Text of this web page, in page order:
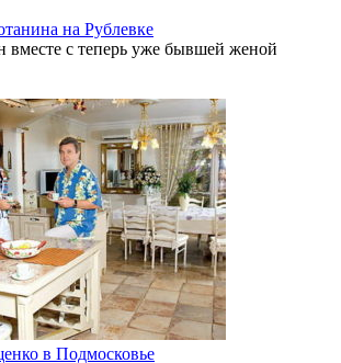
на Рублевке
с теперь уже бывшей женой
в Подмосковье